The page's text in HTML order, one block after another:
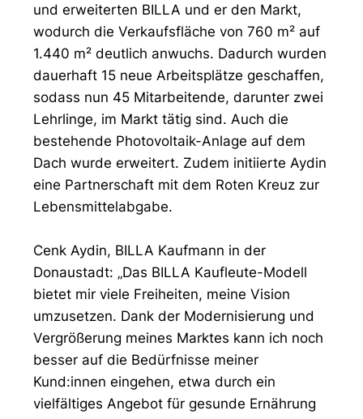
und erweiterten BILLA und er den Markt,
wodurch die Verkaufsfläche von 760 m² auf
1.440 m² deutlich anwuchs. Dadurch wurden
dauerhaft 15 neue Arbeitsplätze geschaffen,
sodass nun 45 Mitarbeitende, darunter zwei
Lehrlinge, im Markt tätig sind. Auch die
bestehende Photovoltaik-Anlage auf dem
Dach wurde erweitert. Zudem initiierte Aydin
eine Partnerschaft mit dem Roten Kreuz zur
Lebensmittelabgabe.
Cenk Aydin, BILLA Kaufmann in der
Donaustadt: „Das BILLA Kaufleute-Modell
bietet mir viele Freiheiten, meine Vision
umzusetzen. Dank der Modernisierung und
Vergrößerung meines Marktes kann ich noch
besser auf die Bedürfnisse meiner
Kund:innen eingehen, etwa durch ein
vielfältiges Angebot für gesunde Ernährung